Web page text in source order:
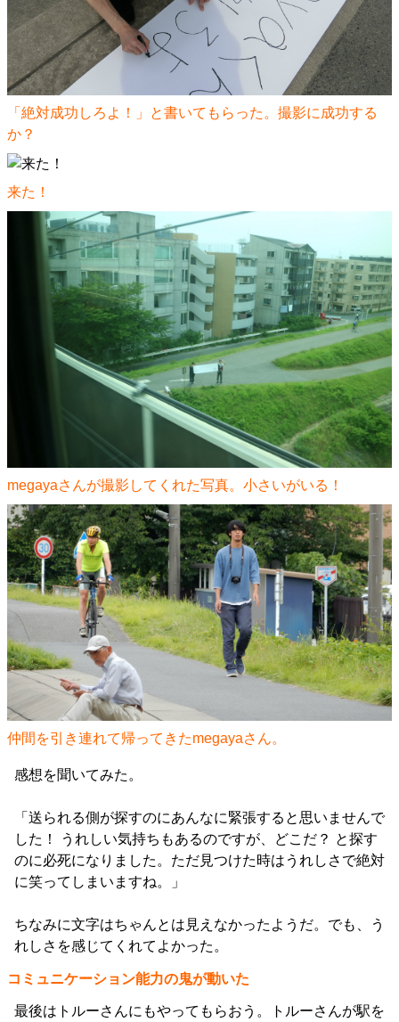
「絶対成功しろよ！」と書いてもらった。撮影に成功する
か？
来た！
megayaさんが撮影してくれた写真。小さいがいる！
仲間を引き連れて帰ってきたmegayaさん。
感想を聞いてみた。
「送られる側が探すのにあんなに緊張すると思いませんで
した！ うれしい気持ちもあるのですが、どこだ？ と探す
のに必死になりました。ただ見つけた時はうれしさで絶対
に笑ってしまいますね。」
ちなみに文字はちゃんとは見えなかったようだ。でも、う
れしさを感じてくれてよかった。
コミュニケーション能力の鬼が動いた
最後はトルーさんにもやってもらおう。トルーさんが駅を